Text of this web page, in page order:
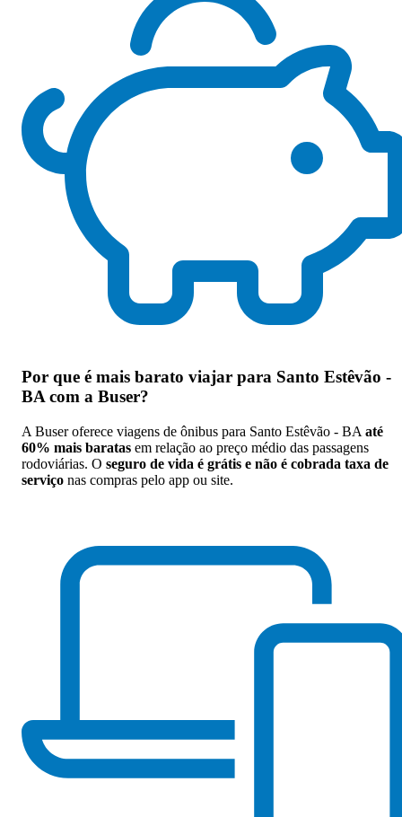
Por que é mais barato viajar para Santo Estêvão -
BA com a Buser?
A Buser oferece viagens de ônibus para Santo Estêvão - BA até
60% mais baratas em relação ao preço médio das passagens
rodoviárias. O seguro de vida é grátis e não é cobrada taxa de
serviço nas compras pelo app ou site.